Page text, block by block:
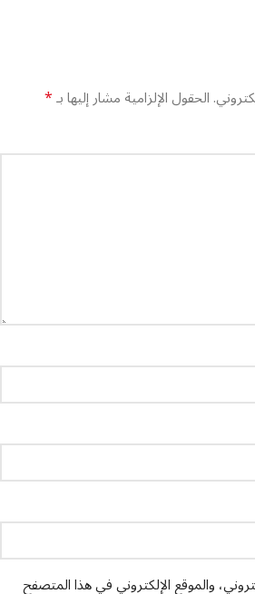
الحقول الإلزامية مشار إليها بـ*
والموقع الإلكتروني في هذا المتصفح